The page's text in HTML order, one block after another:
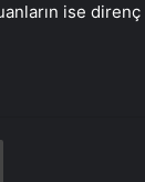
ise direnç
Yazdır